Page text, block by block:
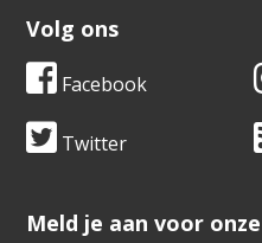
Volg ons
Facebook
Twitter
​​​​​​​Meld je aan voor